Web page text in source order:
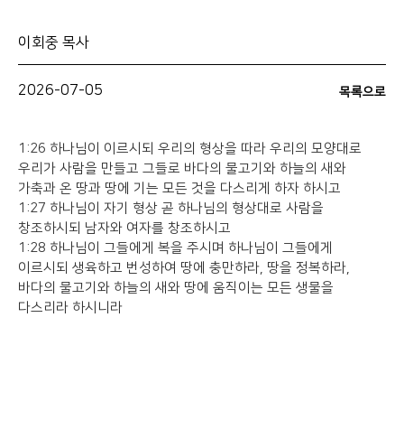
이회중 목사
2026-07-05 목록으로
1:26 하나님이 이르시되 우리의 형상을 따라 우리의 모양대로
우리가 사람을 만들고 그들로 바다의 물고기와 하늘의 새와
가축과 온 땅과 땅에 기는 모든 것을 다스리게 하자 하시고
1:27 하나님이 자기 형상 곧 하나님의 형상대로 사람을
창조하시되 남자와 여자를 창조하시고
1:28 하나님이 그들에게 복을 주시며 하나님이 그들에게
이르시되 생육하고 번성하여 땅에 충만하라, 땅을 정복하라,
바다의 물고기와 하늘의 새와 땅에 움직이는 모든 생물을
다스리라 하시니라